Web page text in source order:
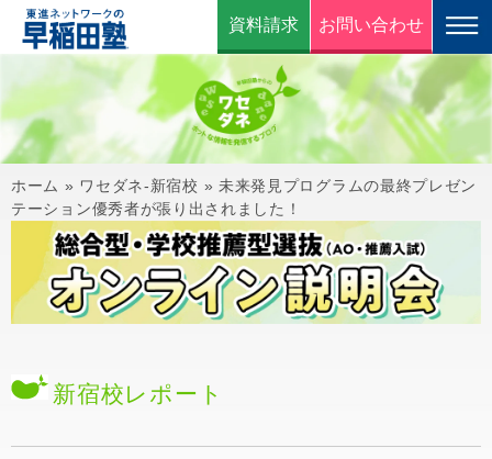
資料請求 お問い合わせ
ホーム » ワセダネ-新宿校 » 未来発見プログラムの最終プレゼン
テーション優秀者が張り出されました！
新宿校レポート